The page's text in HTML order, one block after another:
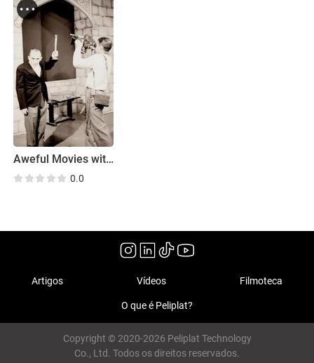
Aweful Movies with Deadly Earnest
0.0
Artigos Vídeos Filmoteca
O que é Peliplat?
Copyright © 2020-2026 Peliplat Technology
Co., Ltd. Todos os direitos reservados.